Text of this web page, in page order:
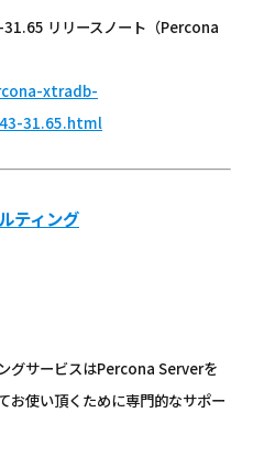
リリースノート（Percona
xtradb-
31.65.html
ティング
グサービスはPercona Serverを
お使い頂くために専門的なサポー